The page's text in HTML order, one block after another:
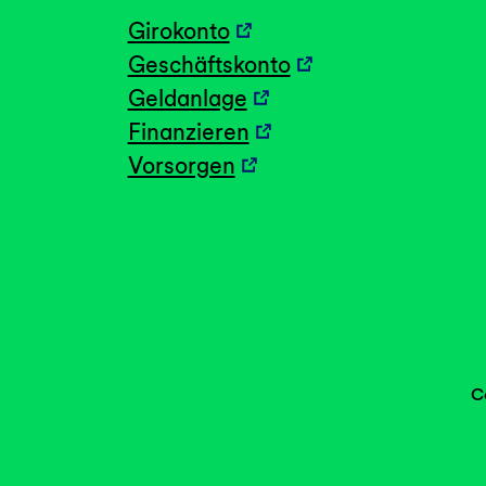
Girokonto
Geschäftskonto
Geldanlage
Finanzieren
Vorsorgen